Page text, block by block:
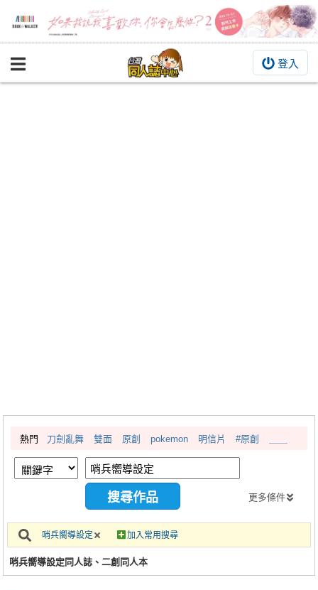
登入
BOOKY書集倉庫
繪圖藝廊
交流中心
攤位轉讓區
會員中心
註冊會員
熱門 刀劍亂舞 雙面 原創 pokemon 明信片 #原創
更多條件
哨兵嚮導設定 加入常用搜尋
哨兵嚮導設定同人誌、二創同人本